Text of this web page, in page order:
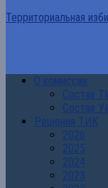
Территориальная
О комиссии
Состав
Состав
Решения ТИК
2026
2025
2024
2023